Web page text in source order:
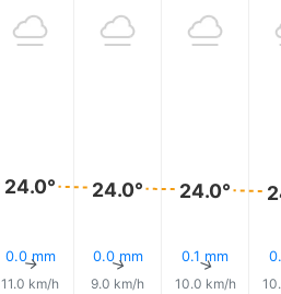
24.0°
0.0 mm
↑
11.0 km/h
24.0°
0.0 mm
↑
9.0 km/h
24.0°
0.1 mm
↑
10.0 km/h